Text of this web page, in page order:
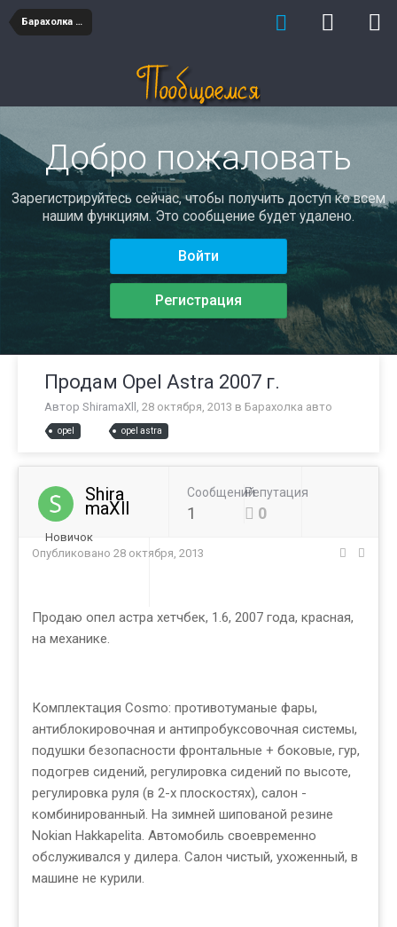
Барахолка авто
Добро пожаловать
Зарегистрируйтесь сейчас, чтобы получить доступ ко всем
нашим функциям. Это сообщение будет удалено.
Войти
Регистрация
Продам Opel Astra 2007 г.
Автор ShiramaXll , 28 октября, 2013 в Барахолка авто
opel opel astra
Shira
maXll
Новичок
Сообщений
1
Репутация
0
Опубликовано 28 октября, 2013
Продаю опел астра хетчбек, 1.6, 2007 года, красная,
на механике.
Комплектация Cosmo: противотуманые фары,
антиблокировочная и антипробуксовочная системы,
подушки безопасности фронтальные + боковые, гур,
подогрев сидений, регулировка сидений по высоте,
регулировка руля (в 2-х плоскостях), салон -
комбинированный. На зимней шипованой резине
Nokian Hakkapelita. Автомобиль своевременно
обслуживался у дилера. Салон чистый, ухоженный, в
машине не курили.